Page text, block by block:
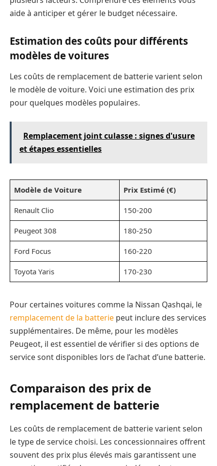
aide à anticiper et gérer le budget nécessaire.
Estimation des coûts pour différents
modèles de voitures
Les coûts de remplacement de batterie varient selon
le modèle de voiture. Voici une estimation des prix
pour quelques modèles populaires.
Remplacement joint culasse : signes d'usure
et étapes essentielles
Modèle de Voiture Prix Estimé (€)
Renault Clio 150-200
Peugeot 308 180-250
Ford Focus 160-220
Toyota Yaris 170-230
Pour certaines voitures comme la Nissan Qashqai, le
remplacement de la batterie peut inclure des services
supplémentaires. De même, pour les modèles
Peugeot, il est essentiel de vérifier si des options de
service sont disponibles lors de l’achat d’une batterie.
Comparaison des prix de
remplacement de batterie
Les coûts de remplacement de batterie varient selon
le type de service choisi. Les concessionnaires offrent
souvent des prix plus élevés mais garantissent une